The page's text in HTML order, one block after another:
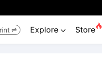
 Explore  Store